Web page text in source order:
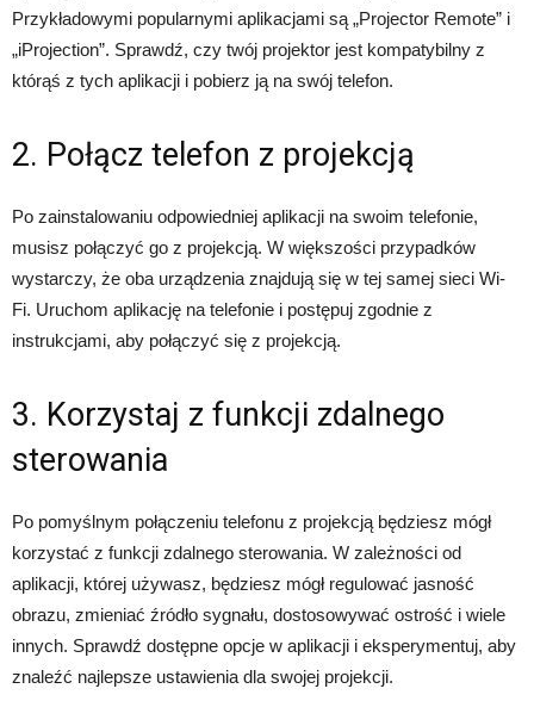
Przykładowymi popularnymi aplikacjami są „Projector Remote” i
„iProjection”. Sprawdź, czy twój projektor jest kompatybilny z
którąś z tych aplikacji i pobierz ją na swój telefon.
2. Połącz telefon z projekcją
Po zainstalowaniu odpowiedniej aplikacji na swoim telefonie,
musisz połączyć go z projekcją. W większości przypadków
wystarczy, że oba urządzenia znajdują się w tej samej sieci Wi-
Fi. Uruchom aplikację na telefonie i postępuj zgodnie z
instrukcjami, aby połączyć się z projekcją.
3. Korzystaj z funkcji zdalnego
sterowania
Po pomyślnym połączeniu telefonu z projekcją będziesz mógł
korzystać z funkcji zdalnego sterowania. W zależności od
aplikacji, której używasz, będziesz mógł regulować jasność
obrazu, zmieniać źródło sygnału, dostosowywać ostrość i wiele
innych. Sprawdź dostępne opcje w aplikacji i eksperymentuj, aby
znaleźć najlepsze ustawienia dla swojej projekcji.